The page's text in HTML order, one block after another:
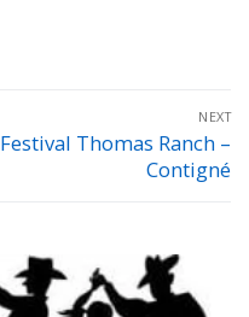
NEXT
Next
Festival Thomas Ranch –
Contigné